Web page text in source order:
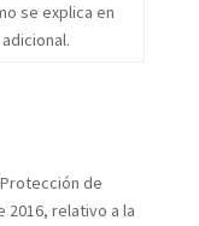
se explica en
de
2016, relativo a la